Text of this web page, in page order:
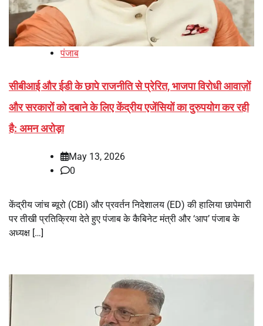
पंजाब
सीबीआई और ईडी के छापे राजनीति से प्रेरित, भाजपा विरोधी आवाज़ों
और सरकारों को दबाने के लिए केंद्रीय एजेंसियों का दुरुपयोग कर रही
है: अमन अरोड़ा
May 13, 2026
0
केंद्रीय जांच ब्यूरो (CBI) और प्रवर्तन निदेशालय (ED) की हालिया छापेमारी
पर तीखी प्रतिक्रिया देते हुए पंजाब के कैबिनेट मंत्री और ‘आप’ पंजाब के
अध्यक्ष […]